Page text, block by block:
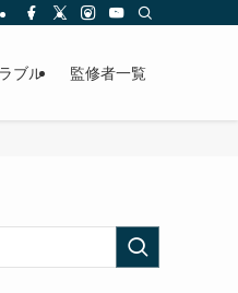
ブル 監修者一覧